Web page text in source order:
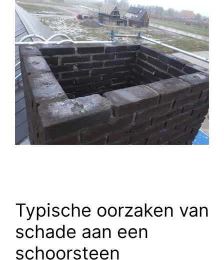
Typische oorzaken van
schade aan een
schoorsteen